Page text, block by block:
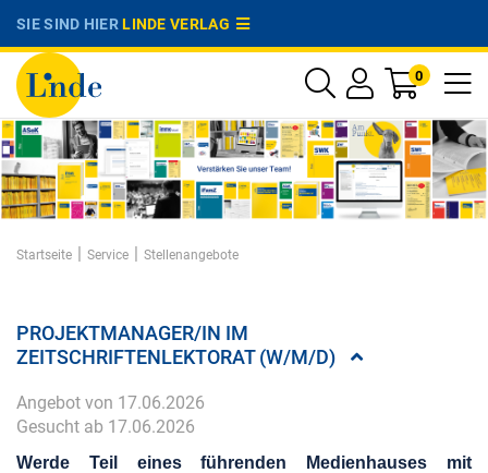
SIE SIND HIERLINDE VERLAG
0
Startseite Service Stellenangebote
PROJEKTMANAGER/IN IM
ZEITSCHRIFTENLEKTORAT (W/M/D)
Angebot von 17.06.2026
Gesucht ab 17.06.2026
Werde Teil eines führenden Medienhauses mit